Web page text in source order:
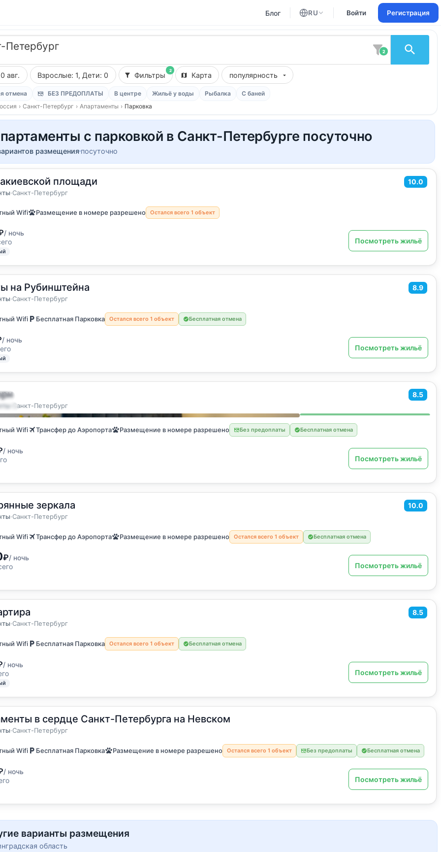
Блог RU
Английский
Войти Регистрация
Петербург 2
авг. Взрослые: 1, Дети: 0
2
Фильтры Карта популярность
отмена БЕЗ ПРЕДОПЛАТЫ В центре Жильё у воды Рыбалка
С баней
› Санкт-Петербург › Апартаменты › Парковка
с парковкой в Санкт-Петербурге посуточно
размещения посуточно
площади 10.0
·Санкт-Петербург
8 гостей
Wifi Размещение в номере разрешено Остался всего 1 объект
/ ночь
Посмотреть жильё
на Рубинштейна 8.9
·Санкт-Петербург
Wifi Бесплатная Парковка Остался всего 1 объект Бесплатная отмена
/ ночь
Посмотреть жильё
8.5
· Санкт-Петербург
Wifi Трансфер до Аэропорта Размещение в номере разрешено Без предоплаты Бесплатная отмена
/ ночь
Посмотреть жильё
зеркала 10.0
·Санкт-Петербург
Wifi Трансфер до Аэропорта Размещение в номере разрешено Остался всего 1 объект Бесплатная отмена
₽/ ночь
Посмотреть жильё
8.5
·Санкт-Петербург
Wifi Бесплатная Парковка Остался всего 1 объект Бесплатная отмена
/ ночь
Посмотреть жильё
в сердце Санкт-Петербурга на Невском
·Санкт-Петербург
гостей
Wifi Бесплатная Парковка Размещение в номере разрешено Остался всего 1 объект Без предоплаты Бесплатная отмена
/ ночь
Посмотреть жильё
варианты размещения
область